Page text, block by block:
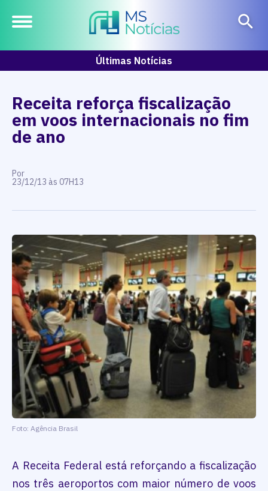
Últimas Notícias
Receita reforça fiscalização
em voos internacionais no fim
de ano
Por
23/12/13 às 07H13
Foto: Agência Brasil
A Receita Federal está reforçando a fiscalização
nos três aeroportos com maior número de voos